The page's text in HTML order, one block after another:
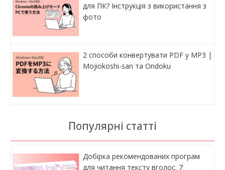
для ПК? Інструкція з використання з
фото
2 способи конвертувати PDF у MP3 |
Mojiokoshi-san та Ondoku
Популярні статті
Добірка рекомендованих програм
для читання тексту вголос. 7